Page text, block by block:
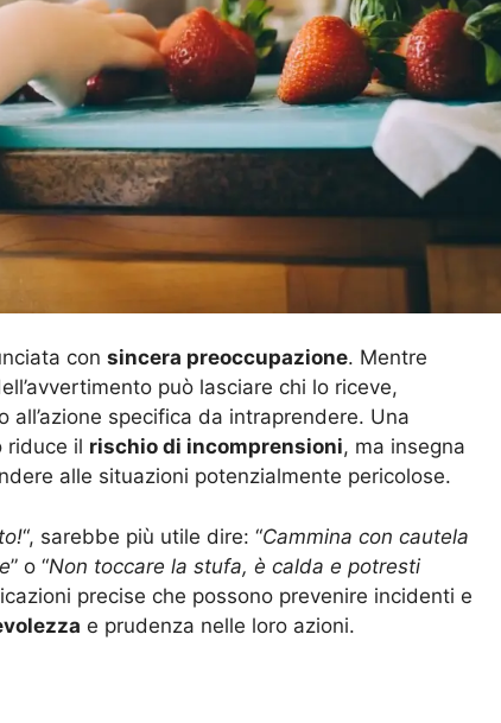
con sincera preoccupazione. Mentre
può lasciare chi lo riceve,
specifica da intraprendere. Una
riduce il rischio di incomprensioni, ma insegna
alle situazioni potenzialmente pericolose.
“, sarebbe più utile dire: “Cammina con cautela
” o “Non toccare la stufa, è calda e potresti
precise che possono prevenire incidenti e
e prudenza nelle loro azioni.